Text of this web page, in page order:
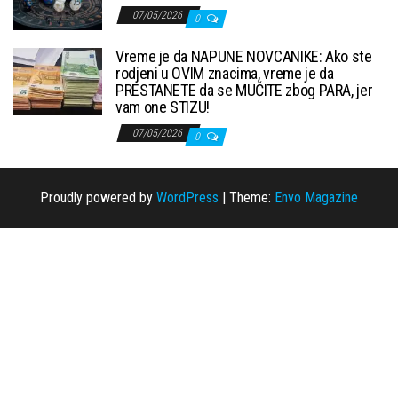
07/05/2026 0
Vreme je da NAPUNE NOVCANIKE: Ako ste
rodjeni u OVIM znacima, vreme je da
PRESTANETE da se MUČITE zbog PARA, jer
vam one STIZU!
07/05/2026 0
Proudly powered by WordPress Theme: Envo Magazine